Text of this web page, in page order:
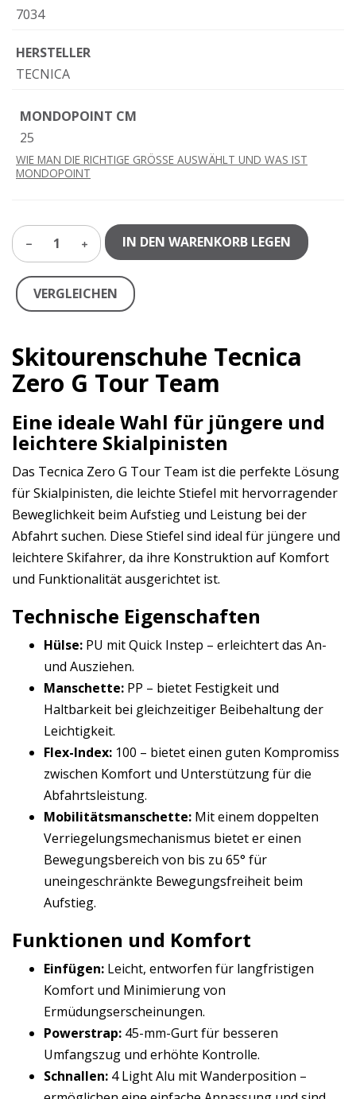
7034
HERSTELLER
TECNICA
MONDOPOINT CM
25
WIE MAN DIE RICHTIGE GRÖSSE AUSWÄHLT UND WAS IST
MONDOPOINT
1 IN DEN WARENKORB LEGEN
VERGLEICHEN
Skitourenschuhe Tecnica
Zero G Tour Team
Eine ideale Wahl für jüngere und
leichtere Skialpinisten
Das Tecnica Zero G Tour Team ist die perfekte Lösung
für Skialpinisten, die leichte Stiefel mit hervorragender
Beweglichkeit beim Aufstieg und Leistung bei der
Abfahrt suchen. Diese Stiefel sind ideal für jüngere und
leichtere Skifahrer, da ihre Konstruktion auf Komfort
und Funktionalität ausgerichtet ist.
Technische Eigenschaften
Hülse: PU mit Quick Instep – erleichtert das An-
und Ausziehen.
Manschette: PP – bietet Festigkeit und
Haltbarkeit bei gleichzeitiger Beibehaltung der
Leichtigkeit.
Flex-Index: 100 – bietet einen guten Kompromiss
zwischen Komfort und Unterstützung für die
Abfahrtsleistung.
Mobilitätsmanschette: Mit einem doppelten
Verriegelungsmechanismus bietet er einen
Bewegungsbereich von bis zu 65° für
uneingeschränkte Bewegungsfreiheit beim
Aufstieg.
Funktionen und Komfort
Einfügen: Leicht, entworfen für langfristigen
Komfort und Minimierung von
Ermüdungserscheinungen.
Powerstrap: 45-mm-Gurt für besseren
Umfangszug und erhöhte Kontrolle.
Schnallen: 4 Light Alu mit Wanderposition –